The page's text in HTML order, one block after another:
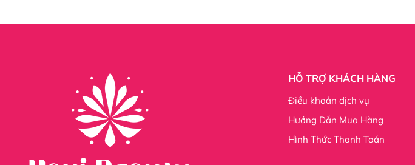
HỖ TRỢ KHÁCH HÀNG
Điều khoản dịch vụ
Hướng Dẫn Mua Hàng
Hình Thức Thanh Toán